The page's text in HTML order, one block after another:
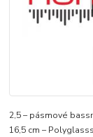
2,5 – pásmové
16,5 cm –